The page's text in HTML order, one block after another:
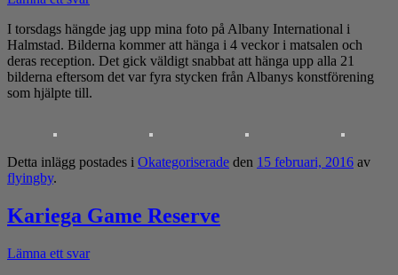
I torsdags hängde jag upp mina foto på Albany International i
Halmstad. Bilderna kommer att hänga i 4 veckor i matsalen och
deras reception. Det gick väldigt snabbat att hänga upp alla 21
bilderna eftersom det var fyra stycken från Albanys konstförening
som hjälpte till.
Detta inlägg postades i Okategoriserade den 15 februari, 2016 av
flyingby.
Kariega Game Reserve
Lämna ett svar